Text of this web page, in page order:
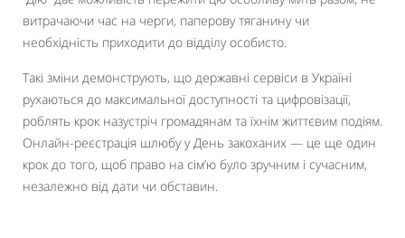
витрачаючи час на черги, паперову тяганину чи
необхідність приходити до відділу особисто.
Такі зміни демонструють, що державні сервіси в Україні
рухаються до максимальної доступності та цифровізації,
роблять крок назустріч громадянам та їхнім життєвим подіям.
Онлайн-реєстрація шлюбу у День закоханих — це ще один
крок до того, щоб право на сім’ю було зручним і сучасним,
незалежно від дати чи обставин.